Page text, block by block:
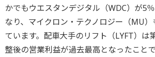
かでもウエスタンデジタル（WDC）が5
なり、マイクロン・テクノロジー（MU
ています。配車大手のリフト（LYFT）は
整後の営業利益が過去最高となったこと